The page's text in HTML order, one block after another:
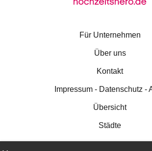
Für Unternehmen
Über uns
Kontakt
Impressum - Datenschutz -
Übersicht
Städte